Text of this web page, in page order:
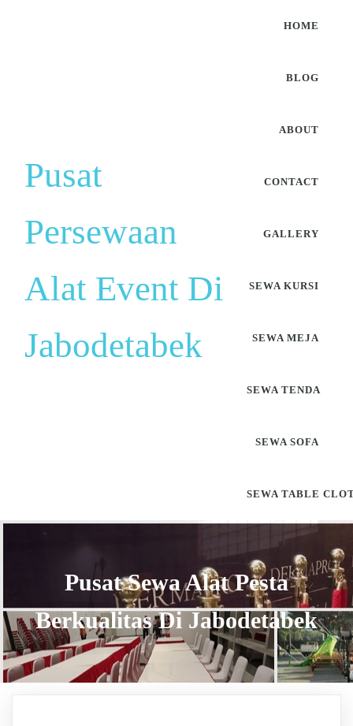
Pusat
Persewaan
Alat Event Di
Jabodetabek
HOME
BLOG
ABOUT
CONTACT
GALLERY
SEWA KURSI
SEWA MEJA
SEWA TENDA
SEWA SOFA
SEWA TABLE
Pusat Sewa Alat Pesta
Berkualitas Di Jabodetabek